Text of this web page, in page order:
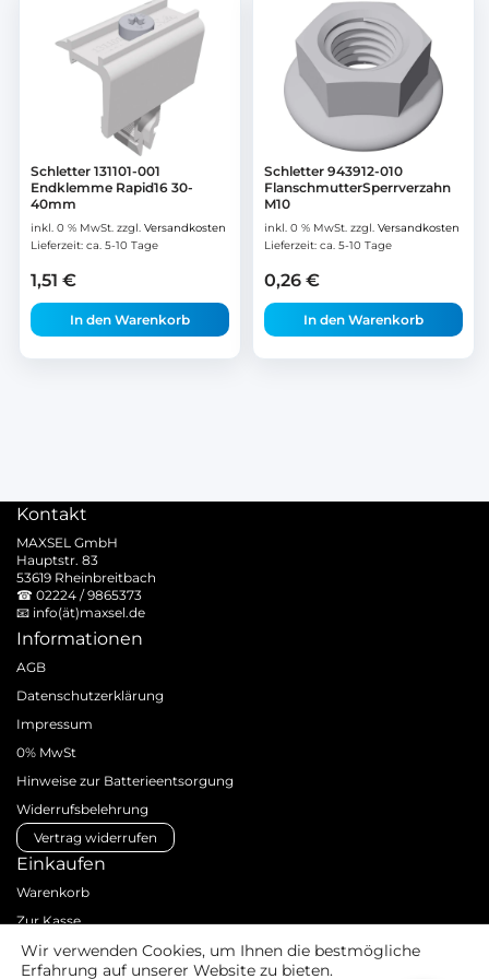
Schletter 131101-001
Endklemme Rapid16 30-
40mm
inkl. 0 % MwSt. zzgl. Versandkosten
Lieferzeit: ca. 5-10 Tage
1,51 €
In den Warenkorb
Schletter 943912-010
FlanschmutterSperrverzahn
M10
inkl. 0 % MwSt. zzgl. Versandkosten
Lieferzeit: ca. 5-10 Tage
0,26 €
In den Warenkorb
Kontakt
MAXSEL GmbH
Hauptstr. 83
53619 Rheinbreitbach
☎ 02224 / 9865373
📧 info(ät)maxsel.de
Informationen
AGB
Datenschutzerklärung
Impressum
0% MwSt
Hinweise zur Batterieentsorgung
Widerrufsbelehrung
Vertrag widerrufen
Einkaufen
Warenkorb
Zur Kasse
Zahlungsarten
Wir verwenden Cookies, um Ihnen die bestmögliche
Erfahrung auf unserer Website zu bieten.